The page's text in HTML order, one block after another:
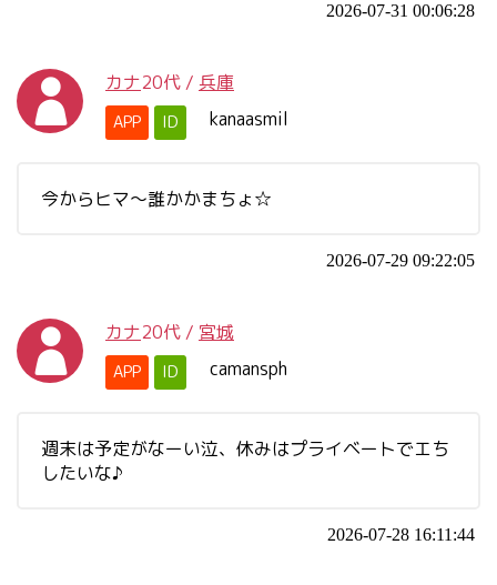
2026-07-31 00:06:28
カナ20代 / 兵庫
APP ID kanaasmil
今からヒマ～誰かかまちょ☆
2026-07-29 09:22:05
カナ20代 / 宮城
APP ID camansph
週末は予定がなーい泣、休みはプライベートでエち
したいな♪
2026-07-28 16:11:44